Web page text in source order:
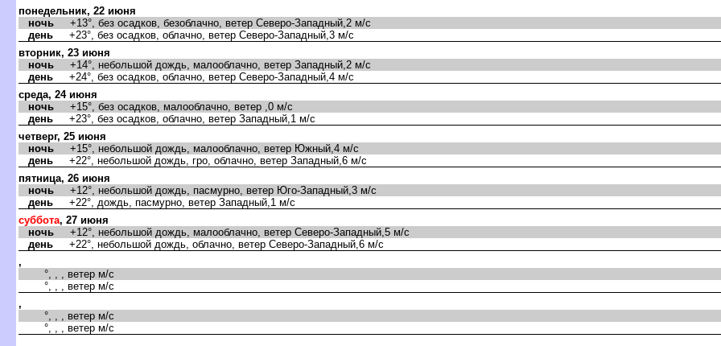
понедельник, 22 июня
ночь +13°, без осадков, безоблачно, ветер Северо-Западный,2 м/с
день +23°, без осадков, облачно, ветер Северо-Западный,3 м/с
торник, 23 июня
ночь +14°, небольшой дождь, малооблачно, ветер Западный,2 м/с
день +24°, без осадков, облачно, ветер Северо-Западный,4 м/с
среда, 24 июня
ночь +15°, без осадков, малооблачно, ветер ,0 м/с
день +23°, без осадков, облачно, ветер Западный,1 м/с
четверг, 25 июня
ночь +15°, небольшой дождь, малооблачно, ветер Южный,4 м/с
день +22°, небольшой дождь, гро, облачно, ветер Западный,6 м/с
пятница, 26 июня
ночь +12°, небольшой дождь, пасмурно, ветер Юго-Западный,3 м/с
день +22°, дождь, пасмурно, ветер Западный,1 м/с
суббота, 27 июня
ночь +12°, небольшой дождь, малооблачно, ветер Северо-Западный,5 м/с
день +22°, небольшой дождь, облачно, ветер Северо-Западный,6 м/с
,
°, , , ветер м/с
°, , , ветер м/с
,
°, , , ветер м/с
°, , , ветер м/с